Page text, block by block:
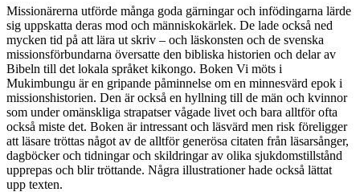
Missionärerna utförde många goda gärningar och infödingarna lärde
sig uppskatta deras mod och människokärlek. De lade också ned
mycken tid på att lära ut skriv – och läskonsten och de svenska
missionsförbundarna översatte den bibliska historien och delar av
Bibeln till det lokala språket kikongo. Boken Vi möts i
Mukimbungu är en gripande påminnelse om en minnesvärd epok i
missionshistorien. Den är också en hyllning till de män och kvinnor
som under omänskliga strapatser vågade livet och bara alltför ofta
också miste det. Boken är intressant och läsvärd men risk föreligger
att läsare tröttas något av de alltför generösa citaten från läsarsånger,
dagböcker och tidningar och skildringar av olika sjukdomstillstånd
upprepas och blir tröttande. Några illustrationer hade också lättat
upp texten.